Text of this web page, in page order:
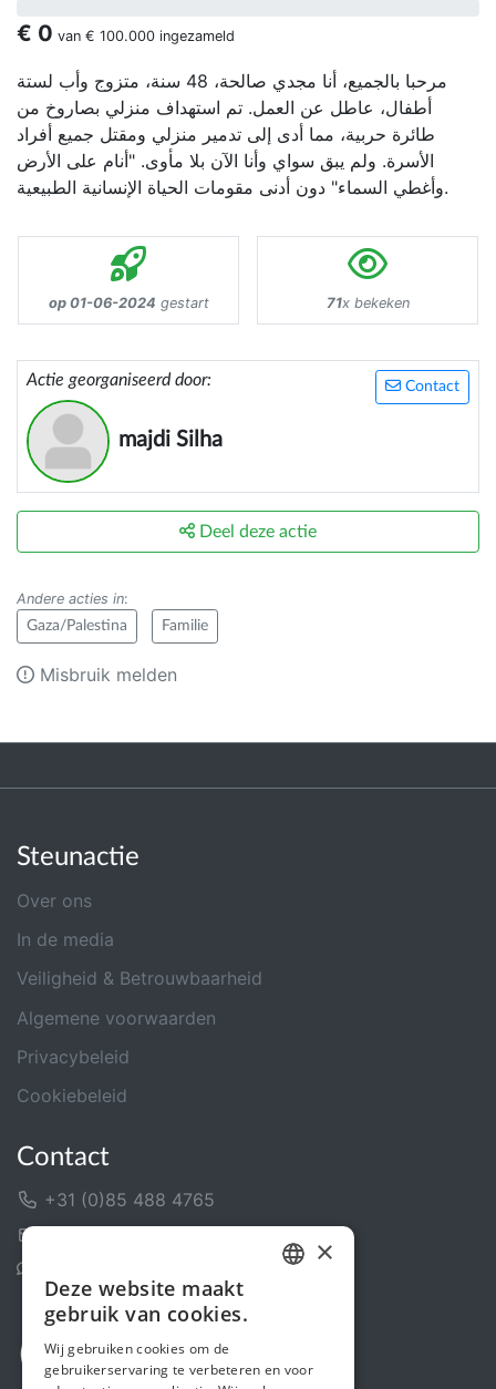
€ 0 van € 100.000 ingezameld
مرحبا بالجميع، أنا مجدي صالحة، 48 سنة، متزوج وأب لستة
أطفال، عاطل عن العمل. تم استهداف منزلي بصاروخ من
طائرة حربية، مما أدى إلى تدمير منزلي ومقتل جميع أفراد
الأسرة. ولم يبق سواي وأنا الآن بلا مأوى. "أنام على الأرض
وأغطي السماء" دون أدنى مقومات الحياة الإنسانية الطبيعية.
op 01-06-2024 gestart 71x bekeken
Contact
Actie georganiseerd door:
majdi Silha
Deel deze actie
Andere acties in:
Gaza/Palestina Familie
Misbruik melden
Steunactie
Over ons
In de media
Veiligheid & Betrouwbaarheid
Algemene voorwaarden
Privacybeleid
Cookiebeleid
Contact
+31 (0)85 488 4765
ENGLISH
×
Deze website maakt
gebruik van cookies.
Wij gebruiken cookies om de
gebruikerservaring te verbeteren en voor